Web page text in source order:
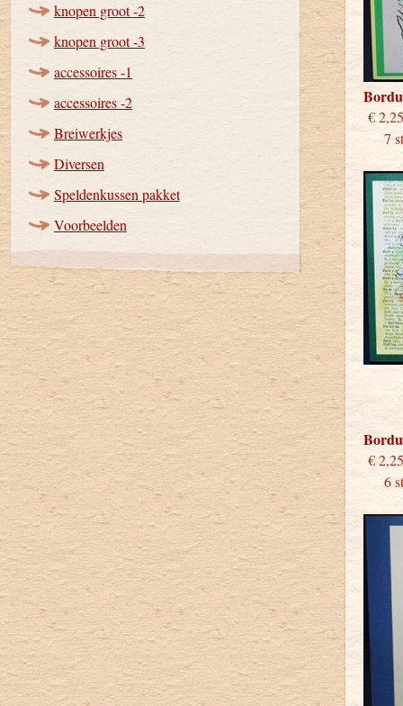
knopen groot -2
knopen groot -3
accessoires -1
accessoires -2
Breiwerkjes
Diversen
Speldenkussen pakket
Voorbeelden
7
6